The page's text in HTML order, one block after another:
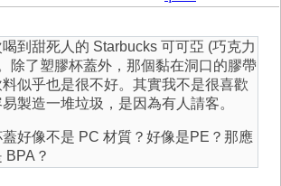
到甜死人的 Starbucks 可可亞 (巧克力
除了塑膠杯蓋外，那個黏在洞口的膠帶
似乎也是很不好。其實我不是很喜歡
製造一堆垃圾，是因為有人請客。
好像不是 PC 材質？好像是PE？那應
BPA？